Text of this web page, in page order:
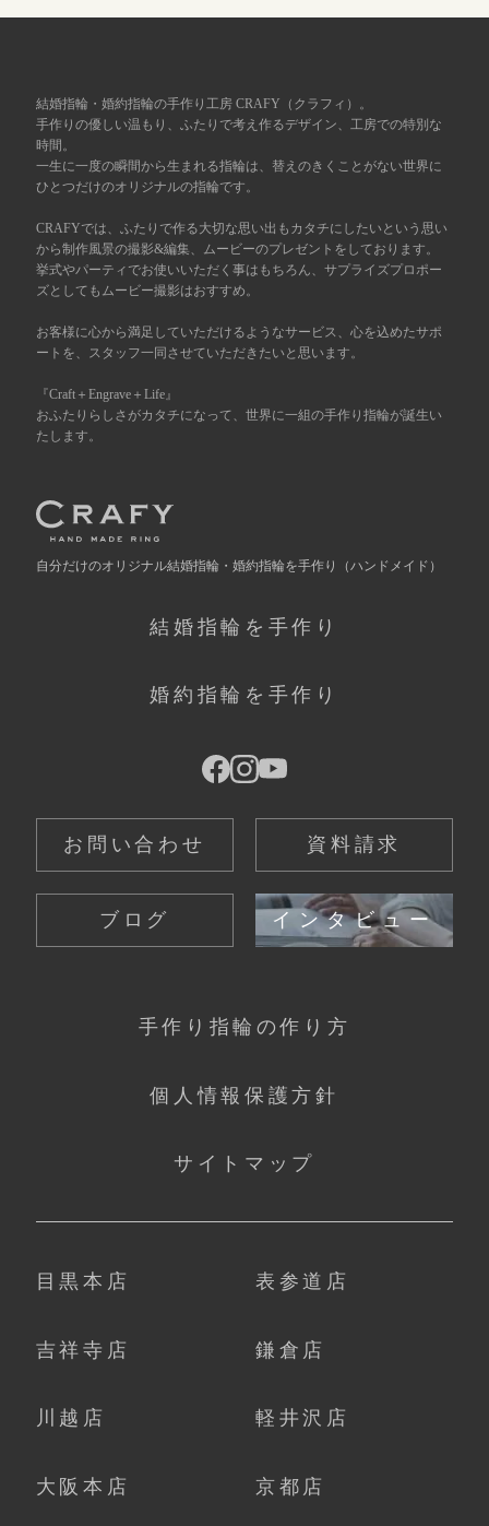
結婚指輪・婚約指輪の手作り工房 CRAFY（クラフィ）。
手作りの優しい温もり、ふたりで考え作るデザイン、工房での特別な
時間。
一生に一度の瞬間から生まれる指輪は、替えのきくことがない世界に
ひとつだけのオリジナルの指輪です。
CRAFYでは、ふたりで作る大切な思い出もカタチにしたいという思い
から制作風景の撮影&編集、ムービーのプレゼントをしております。
挙式やパーティでお使いいただく事はもちろん、サプライズプロポー
ズとしてもムービー撮影はおすすめ。
お客様に心から満足していただけるようなサービス、心を込めたサポ
ートを、スタッフ一同させていただきたいと思います。
『Craft＋Engrave＋Life』
おふたりらしさがカタチになって、世界に一組の手作り指輪が誕生い
たします。
自分だけのオリジナル結婚指輪・婚約指輪を手作り （ハンドメイド）
結婚指輪を手作り
婚約指輪を手作り
お問い合わせ 資料請求
ブログ インタビュー
手作り指輪の作り方
個人情報保護方針
サイトマップ
目黒本店 表参道店
吉祥寺店 鎌倉店
川越店 軽井沢店
大阪本店 京都店
広島店 来店ご予約
オーダーメイド